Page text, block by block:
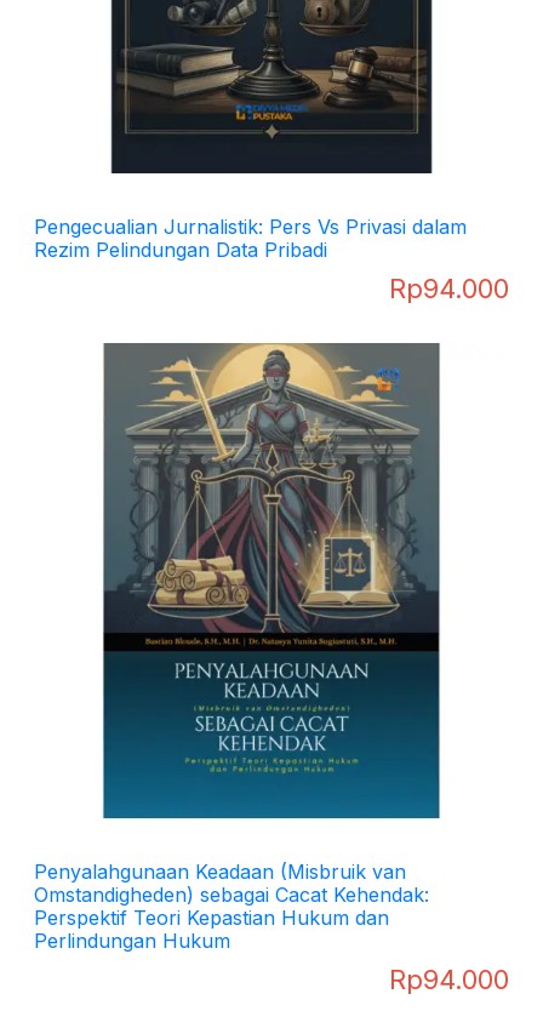
Pengecualian Jurnalistik: Pers Vs Privasi dalam
Rezim Pelindungan Data Pribadi
Rp94.000
Penyalahgunaan Keadaan (Misbruik van
Omstandigheden) sebagai Cacat Kehendak:
Perspektif Teori Kepastian Hukum dan
Perlindungan Hukum
Rp94.000